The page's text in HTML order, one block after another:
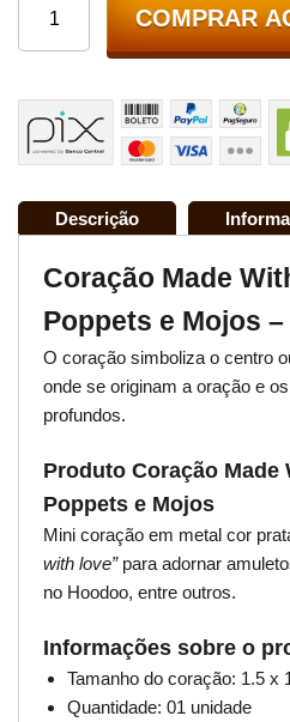
COMPRAR
Descrição
Coração Made
Poppets e Mojos
O coração simboliza o centro
onde se originam a oração e
profundos.
Produto Coração Made
Poppets e Mojos
Mini coração em metal cor
with love”para adornar
no Hoodoo, entre outros.
Informações sobre o
Tamanho do coração: 1.5 x
Quantidade: 01 unidade